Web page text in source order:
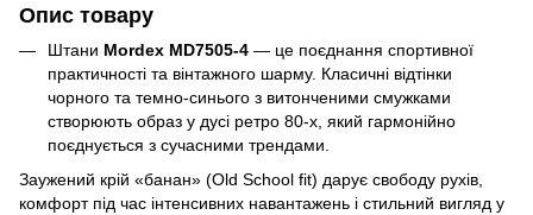
Опис товару
Штани Mordex MD7505-4 — це поєднання спортивної
практичності та вінтажного шарму. Класичні відтінки
чорного та темно-синього з витонченими смужками
створюють образ у дусі ретро 80-х, який гармонійно
поєднується з сучасними трендами.
Заужений крій «банан» (Old School fit) дарує свободу рухів,
комфорт під час інтенсивних навантажень і стильний вигляд у